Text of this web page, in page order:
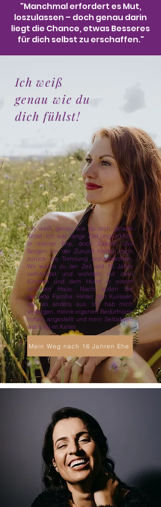
"Manchmal erfordert es Mut,
loszulassen – doch genau darin
liegt die Chance, etwas Besseres
für dich selbst zu erschaffen."
Ich weiß
genau wie du
dich fühlst!
Ich weiß, genau wie du dich gerade
fühlst. Ich war lange Zeit unglücklich
in meiner Ehe, doch Zweifel und
Sorgen vor der Zukunft hielten mich
zurück die Trennung anzusprechen.
Wir waren zu der Zeit seit 16 Jahre
verheiratet und wohnten mit zwei
Kindern und dem Hund in einem
schönen Haus. Nach außen die
perfekte Familie. Hinter den Kulissen
sah es anders aus. Ich hab mich
verbogen, meine eigenen Bedürfnisse
hinten angestellt und mein Selbstwert
war total im Keller.
Mein Weg nach 16 Jahren Ehe